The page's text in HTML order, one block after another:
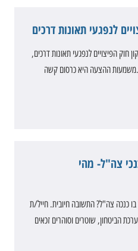
לנפגעי תאונות דרכים
הפיצויים לנפגעי תאונות דרכים,
חוק שחוקק ע"י הכנסת בשנת 1975.משמעות ההצעה היא כרסום קשה
צה"ל- מהי
בו כנכה צה"ל? התשובה חיובית. חייל/ת
הביטחון, שוטרים וסוהרים זכאים